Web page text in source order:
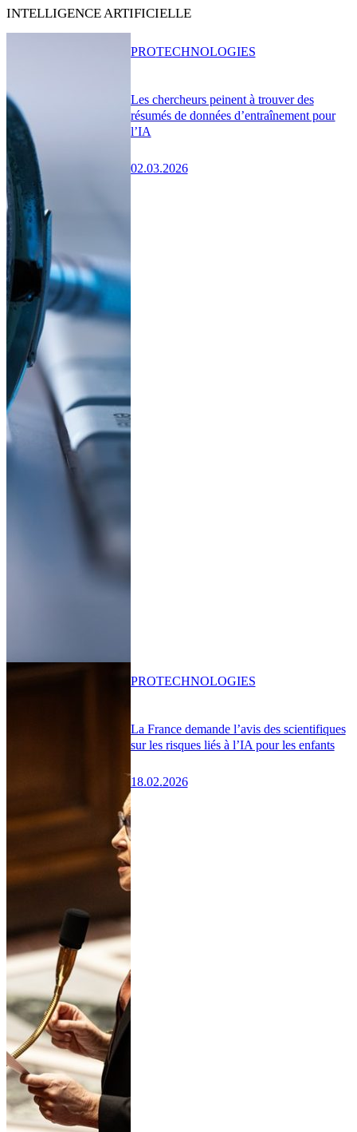
INTELLIGENCE ARTIFICIELLE
Les chercheurs peinent à trouver des
résumés de données d’entraînement pour
l’IA
02.03.2026
PROTECHNOLOGIES
La France demande l’avis des scientifiques
sur les risques liés à l’IA pour les enfants
18.02.2026
PROTECHNOLOGIES